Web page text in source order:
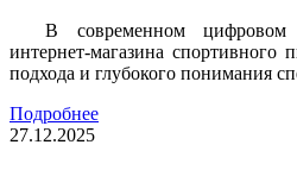
В современном цифровом
интернет-магазина спортивного
подхода и глубокого понимания
Подробнее
27.12.2025